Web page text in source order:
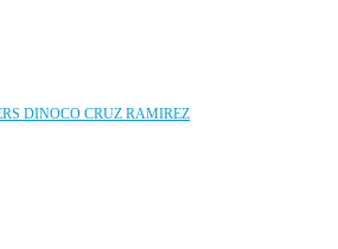
DINOCO CRUZ RAMIREZ